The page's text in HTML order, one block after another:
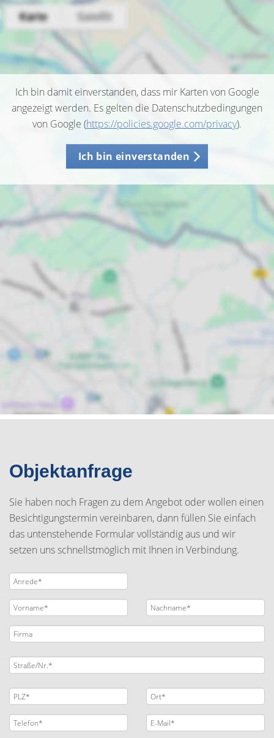
Ich bin damit einverstanden, dass mir Karten von Google
angezeigt werden. Es gelten die Datenschutzbedingungen
von Google (https://policies.google.com/privacy).
Ich bin einverstanden
Objektanfrage
Sie haben noch Fragen zu dem Angebot oder wollen einen
Besichtigungstermin vereinbaren, dann füllen Sie einfach
das untenstehende Formular vollständig aus und wir
setzen uns schnellstmöglich mit Ihnen in Verbindung.